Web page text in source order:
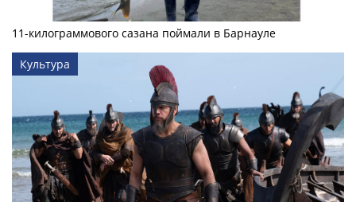
11-килограммового сазана поймали в Барнауле
Культура